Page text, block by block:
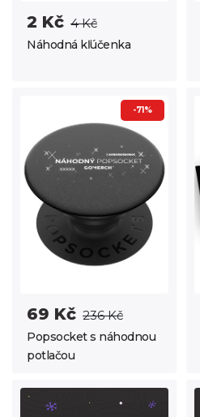
2 Kč 4 Kč
Náhodná kľúčenka
69 Kč 236 Kč
Popsocket s náhodnou
potlačou
-71%